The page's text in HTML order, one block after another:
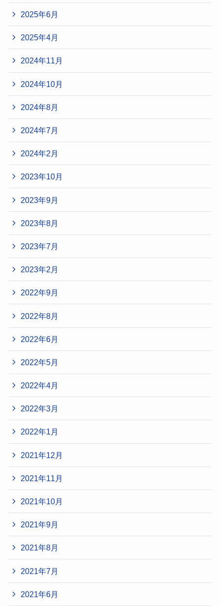
2025年6月
2025年4月
2024年11月
2024年10月
2024年8月
2024年7月
2024年2月
2023年10月
2023年9月
2023年8月
2023年7月
2023年2月
2022年9月
2022年8月
2022年6月
2022年5月
2022年4月
2022年3月
2022年1月
2021年12月
2021年11月
2021年10月
2021年9月
2021年8月
2021年7月
2021年6月